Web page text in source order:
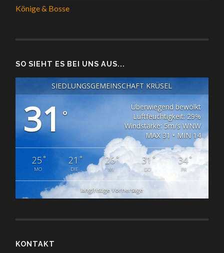
Könige & Bosse
SO SIEHT ES BEI UNS AUS...
SIEDLUNGSGEMEINSCHAFT KRÜSEL
31°
Überwiegend bewölkt
Luftfeuchtigkeit: 29%
Windstärke: 5m/s WNW
MAX 31 • MIN 14
25°
MO
21 °
DIE
26°
MI
31°
DO
34°
FR
langfristige Vorhersage
KONTAKT